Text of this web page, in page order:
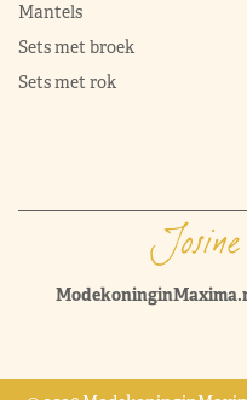
Mantels
Sets met broek
Sets met rok